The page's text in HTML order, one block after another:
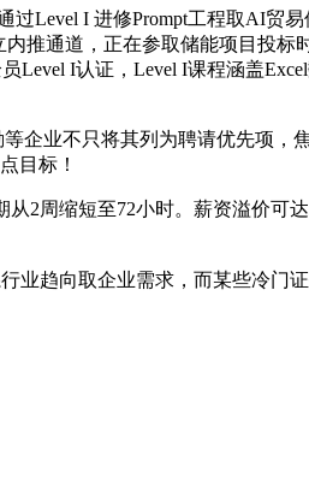
Level I 进修Prompt工程取AI贸易
推通道，正在参取储能项目投标
I认证，Level I课程涵盖
业不只将其列为聘请优先项，
目标！
2周缩短至72小时。薪资溢价可
业趋向取企业需求，而某些冷门